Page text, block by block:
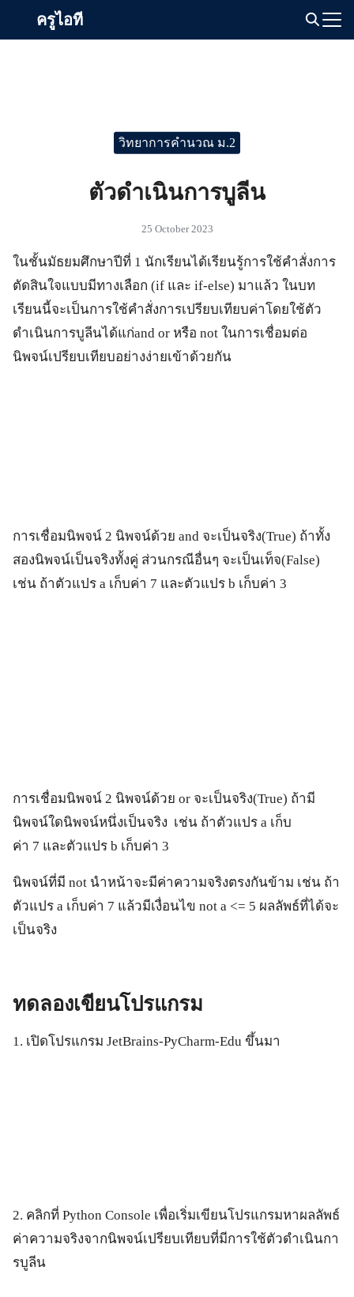
ครูไอที
วิทยาการคำนวณ ม.2
ตัวดำเนินการบูลีน
25 October 2023
ในชั้นมัธยมศึกษาปีที่ 1 นักเรียนได้เรียนรู้การใช้คำสั่งการ
ตัดสินใจแบบมีทางเลือก (if และ if-else) มาแล้ว ในบท
เรียนนี้จะเป็นการใช้คำสั่งการเปรียบเทียบค่าโดยใช้ตัว
ดำเนินการบูลีนได้แก่and or หรือ not ในการเชื่อมต่อ
นิพจน์เปรียบเทียบอย่างง่ายเข้าด้วยกัน
การเชื่อมนิพจน์ 2 นิพจน์ด้วย and จะเป็นจริง(True) ถ้าทั้ง
สองนิพจน์เป็นจริงทั้งคู่ ส่วนกรณีอื่นๆ จะเป็นเท็จ(False)
เช่น ถ้าตัวแปร a เก็บค่า 7 และตัวแปร b เก็บค่า 3
การเชื่อมนิพจน์ 2 นิพจน์ด้วย or จะเป็นจริง(True) ถ้ามี
นิพจน์ใดนิพจน์หนึ่งเป็นจริง เช่น ถ้าตัวแปร a เก็บ
ค่า 7 และตัวแปร b เก็บค่า 3
นิพจน์ที่มี not นำหน้าจะมีค่าความจริงตรงกันข้าม เช่น ถ้า
ตัวแปร a เก็บค่า 7 แล้วมีเงื่อนไข not a <= 5 ผลลัพธ์ที่ได้จะ
เป็นจริง
ทดลองเขียนโปรแกรม
1. เปิดโปรแกรม JetBrains-PyCharm-Edu ขึ้นมา
2. คลิกที่ Python Console เพื่อเริ่มเขียนโปรแกรมหาผลลัพธ์
ค่าความจริงจากนิพจน์เปรียบเทียบที่มีการใช้ตัวดำเนินกา
รบูลีน